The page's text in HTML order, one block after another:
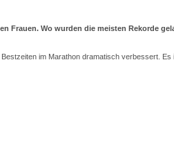
Frauen. Wo wurden die meisten Rekorde
im Marathon dramatisch verbessert.